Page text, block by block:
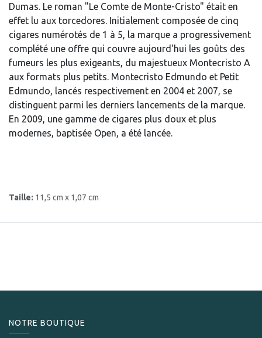
Dumas. Le roman "Le Comte de Monte-Cristo" était en
effet lu aux torcedores. Initialement composée de cinq
cigares numérotés de 1 à 5, la marque a progressivement
complété une offre qui couvre aujourd'hui les goûts des
fumeurs les plus exigeants, du majestueux Montecristo A
aux formats plus petits. Montecristo Edmundo et Petit
Edmundo, lancés respectivement en 2004 et 2007, se
distinguent parmi les derniers lancements de la marque.
En 2009, une gamme de cigares plus doux et plus
modernes, baptisée Open, a été lancée.
Taille: 11,5 cm x 1,07 cm
NOTRE BOUTIQUE